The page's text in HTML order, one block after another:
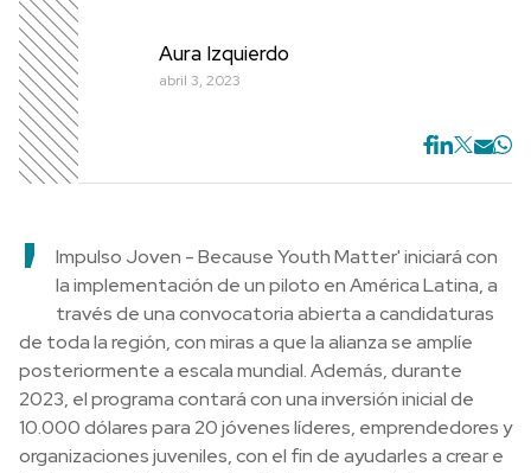
Aura Izquierdo
abril 3, 2023
'
Impulso Joven - Because Youth Matter' iniciará con
la implementación de un piloto en América Latina, a
través de una convocatoria abierta a candidaturas
de toda la región, con miras a que la alianza se amplíe
posteriormente a escala mundial. Además, durante
2023, el programa contará con una inversión inicial de
10.000 dólares para 20 jóvenes líderes, emprendedores y
organizaciones juveniles, con el fin de ayudarles a crear e